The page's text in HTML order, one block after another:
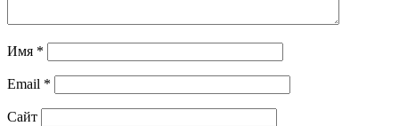
Имя *
Email *
Сайт